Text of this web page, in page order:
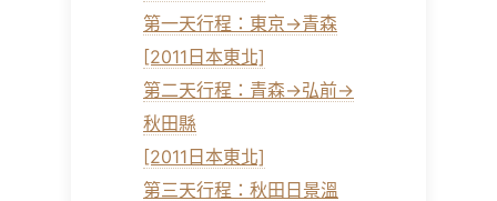
第一天行程：東京→青森
[2011日本東北]
第二天行程：青森→弘前→
秋田縣
[2011日本東北]
第三天行程：秋田日景溫